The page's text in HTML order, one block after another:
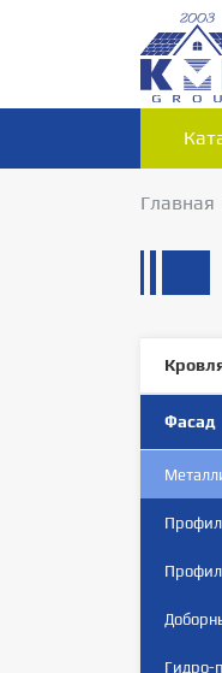
Главная
Фасад
Гидро-